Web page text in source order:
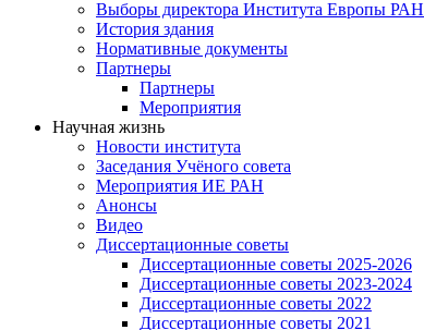
Выборы директора Института Европы РАН
История здания
Нормативные документы
Партнеры
Партнеры
Мероприятия
Научная жизнь
Новости института
Заседания Учёного совета
Мероприятия ИЕ РАН
Анонсы
Видео
Диссертационные советы
Диссертационные советы 2025-2026
Диссертационные советы 2023-2024
Диссертационные советы 2022
Диссертационные советы 2021